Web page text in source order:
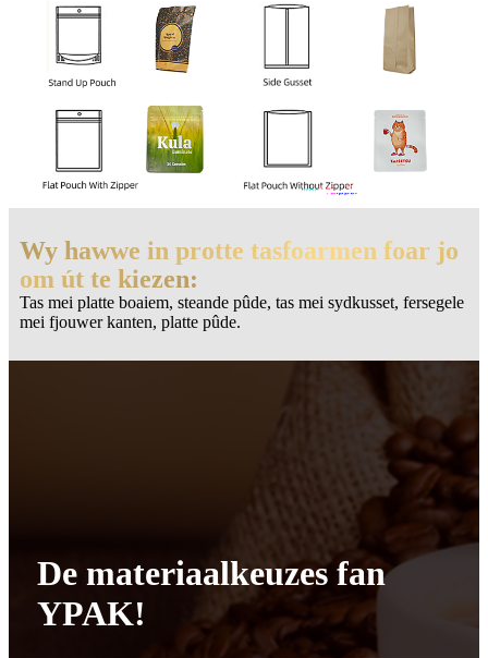
Wy hawwe in protte tasfoarmen foar jo
om út te kiezen:
Tas mei platte boaiem, steande pûde, tas mei sydkusset, fersegele
mei fjouwer kanten, platte pûde.
De materiaalkeuzes fan
YPAK!